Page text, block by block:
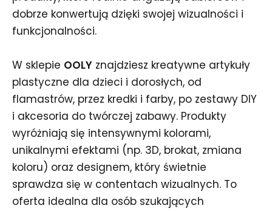
dobrze konwertują dzięki swojej wizualności i
funkcjonalności.
W sklepie OOLY znajdziesz kreatywne artykuły
plastyczne dla dzieci i dorosłych, od
flamastrów, przez kredki i farby, po zestawy DIY
i akcesoria do twórczej zabawy. Produkty
wyróżniają się intensywnymi kolorami,
unikalnymi efektami (np. 3D, brokat, zmiana
koloru) oraz designem, który świetnie
sprawdza się w contentach wizualnych. To
oferta idealna dla osób szukających